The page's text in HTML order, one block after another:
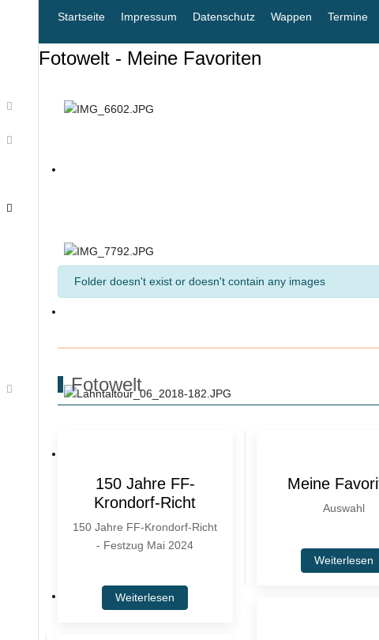
Startseite Impressum Datenschutz Wappen Termine
Fotowelt - Meine Favoriten
info
Folder doesn't exist or doesn't contain any images
Fotowelt
150 Jahre FF-
Krondorf-Richt
150 Jahre FF-Krondorf-Richt
- Festzug Mai 2024
Weiterlesen
Meine
Auswahl
Weiterlesen